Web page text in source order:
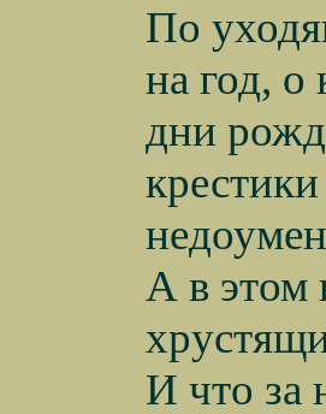
По
на год, о
дни
крестики
А в этом
И что за